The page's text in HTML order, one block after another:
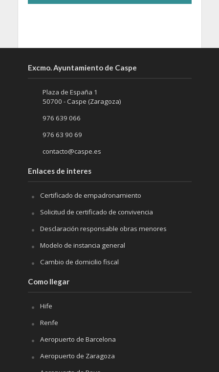
Excmo. Ayuntamiento de Caspe
Plaza de España 1
50700 - Caspe (Zaragoza)
976 639 066
976 63 90 69
contacto@caspe.es
Enlaces de interes
Certificado de empadronamiento
Solicitud de certificado de convivencia
Desclaración responsable obras menores
Modelo de instancia general
Cambio de domicilio fiscal
Como llegar
Hife
Renfe
Aeropuerto de Barcelona
Aeropuerto de Zaragoza